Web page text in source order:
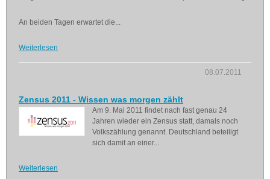
An beiden Tagen erwartet die...
Weiterlesen
08.07.2011
Zensus 2011 - Wissen was morgen zählt
Am 9. Mai 2011 findet nach fast genau 24
Jahren wieder ein Zensus statt, damals noch
Volkszählung genannt. Deutschland beteiligt
sich damit an einer...
Weiterlesen